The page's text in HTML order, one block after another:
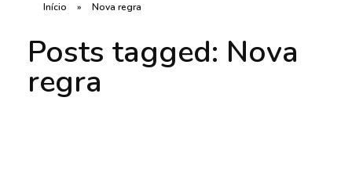
Início » Nova regra
Posts tagged: Nova
regra